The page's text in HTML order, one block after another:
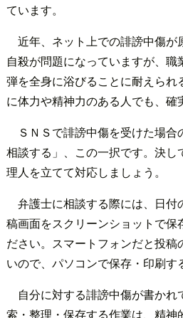
ています。
近年、ネット上での誹謗中傷が
自殺が問題になっていますが、
弾を全身に浴びることに耐えられ
に体力や精神力のある人でも、確
ＳＮＳで誹謗中傷を受けた場
相談する」、この一択です。決し
理人を立てて対応しましょう。
弁護士に相談する際には、日付
稿画面をスクリーンショットで保
ださい。スマートフォンだと投稿
いので、パソコンで保存・印刷す
自分に対する誹謗中傷が書かれ
索・整理・保存する作業は、精神